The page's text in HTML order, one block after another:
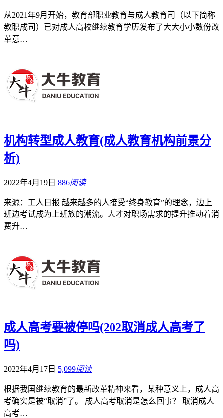
从2021年9月开始，教育部职业教育与成人教育司（以下简称
教职成司）已对成人高校继续教育学历发布了大大小小数份改
革意…
机构转型成人教育(成人教育机构前景分
析)
2022年4月19日 886阅读
来源：工人日报 越来越多的人接受“终身教育”的理念，边上
班边考试成为上班族的潮流。人才对职场需求的提升推动着消
费升…
成人高考要被停吗(202取消成人高考了
吗)
2022年4月17日 5,099阅读
根据我国继续教育的最新改革精神来看，某种意义上，成人高
考确实是被“取消”了。 成人高考取消是怎么回事？ 取消成人
高考…